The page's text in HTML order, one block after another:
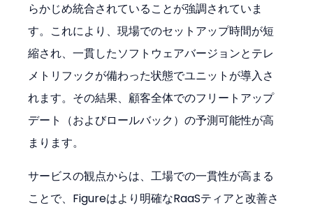
らかじめ統合されていることが強調されていま
す。これにより、現場でのセットアップ時間が短
縮され、一貫したソフトウェアバージョンとテレ
メトリフックが備わった状態でユニットが導入さ
れます。その結果、顧客全体でのフリートアップ
デート（およびロールバック）の予測可能性が高
まります。
サービスの観点からは、工場での一貫性が高まる
ことで、Figureはより明確なRaaSティアと改善さ